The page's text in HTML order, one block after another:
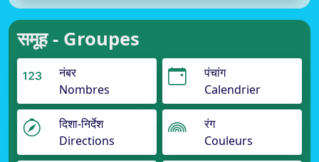
समूह - Groupes
नंबर
Nombres
पंचांग
Calendrier
दिशा-निर्देश
Directions
रंग
Couleurs